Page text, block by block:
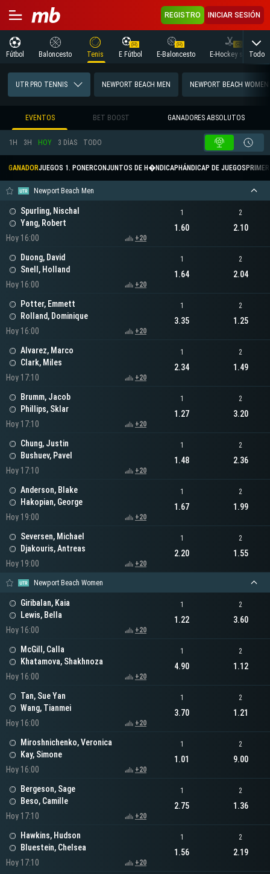
REGISTRO INICIAR SESIÓN
Fútbol Baloncesto Tenis E Fútbol E-Baloncesto E-Hockey sobre hielo
Todo
UTR PRO TENNIS NEWPORT BEACH MEN NEWPORT BEACH WOMEN
EVENTOS BET BOOST GANADORES ABSOLUTOS
1H 3H HOY 3 DÍAS TODO
GANADORJUEGOS 1. PONERCONJUNTOS DE H�NDICAP HÁNDICAP DE JUEGOS
Newport Beach Men
Spurling, Nischal
Yang, Robert
Hoy 16:00
+20
1
1.60
2
2.10
Duong, David
Snell, Holland
Hoy 16:00
+20
1
1.64
2
2.04
Potter, Emmett
Rolland, Dominique
Hoy 16:00
+20
1
3.35
2
1.25
Alvarez, Marco
Clark, Miles
Hoy 17:10
+20
1
2.34
2
1.49
Brumm, Jacob
Phillips, Sklar
Hoy 17:10
+20
1
1.27
2
3.20
Chung, Justin
Bushuev, Pavel
Hoy 17:10
+20
1
1.48
2
2.36
Anderson, Blake
Hakopian, George
Hoy 19:00
+20
1
1.67
2
1.99
Seversen, Michael
Djakouris, Antreas
Hoy 19:00
+20
1
2.20
2
1.55
Newport Beach Women
Giribalan, Kaia
Lewis, Bella
Hoy 16:00
+20
1
1.22
2
3.60
McGill, Calla
Khatamova, Shakhnoza
Hoy 16:00
+20
1
4.90
2
1.12
Tan, Sue Yan
Wang, Tianmei
Hoy 16:00
+20
1
3.70
2
1.21
Miroshnichenko, Veronica
Kay, Simone
Hoy 16:00
+20
1
1.01
2
9.00
Bergeson, Sage
Beso, Camille
Hoy 17:10
+20
1
2.75
2
1.36
Hawkins, Hudson
Bluestein, Chelsea
Hoy 17:10
+20
1
1.56
2
2.19